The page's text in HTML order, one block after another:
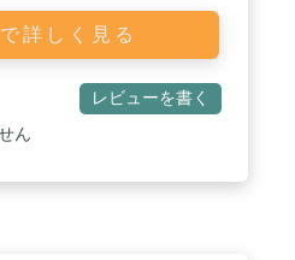
詳しく見る
レビューを書く
ん